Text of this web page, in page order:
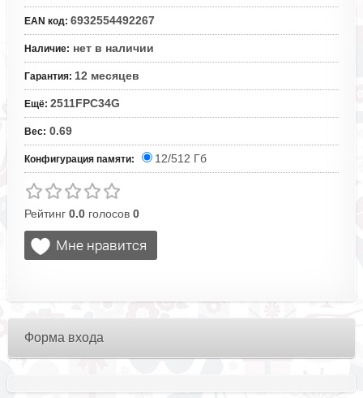
EAN код: 6932554492267
Наличие: нет в наличии
Гарантия: 12 месяцев
Ещё: 2511FPC34G
Вес: 0.69
Конфигурация памяти: 12/512 Гб
Рейтинг 0.0голосов 0
Форма входа